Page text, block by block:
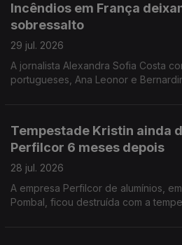
Incêndios em França
sobressalto
29 jul. 2026
A jornalista Alexandra Sofia Costa
portugueses, Ana Leonor e
Tempestade Kristin ainda
Perfilcor 6 meses depois
28 jul. 2026
A empresa Perfilcor de alumínios,
Pombal, ficou destruída com a